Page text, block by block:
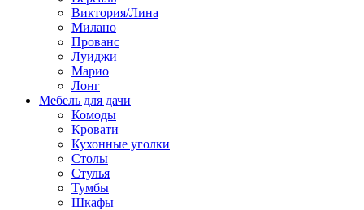
Виктория/Лина
Милано
Прованс
Луиджи
Марио
Лонг
Мебель для дачи
Комоды
Кровати
Кухонные уголки
Столы
Стулья
Тумбы
Шкафы